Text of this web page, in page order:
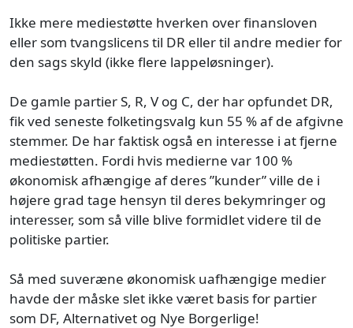
Ikke mere mediestøtte hverken over finansloven
eller som tvangslicens til DR eller til andre medier for
den sags skyld (ikke flere lappeløsninger).
De gamle partier S, R, V og C, der har opfundet DR,
fik ved seneste folketingsvalg kun 55 % af de afgivne
stemmer. De har faktisk også en interesse i at fjerne
mediestøtten. Fordi hvis medierne var 100 %
økonomisk afhængige af deres ”kunder” ville de i
højere grad tage hensyn til deres bekymringer og
interesser, som så ville blive formidlet videre til de
politiske partier.
Så med suveræne økonomisk uafhængige medier
havde der måske slet ikke været basis for partier
som DF, Alternativet og Nye Borgerlige!